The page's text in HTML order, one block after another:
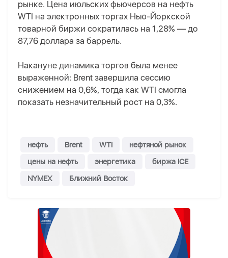
рынке. Цена июльских фьючерсов на нефть
WTI на электронных торгах Нью-Йоркской
товарной биржи сократилась на 1,28% — до
87,76 доллара за баррель.
Накануне динамика торгов была менее
выраженной: Brent завершила сессию
снижением на 0,6%, тогда как WTI смогла
показать незначительный рост на 0,3%.
нефть Brent WTI
нефтяной рынок
цены на нефть
энергетика
биржа ICE
NYMEX
Ближний Восток